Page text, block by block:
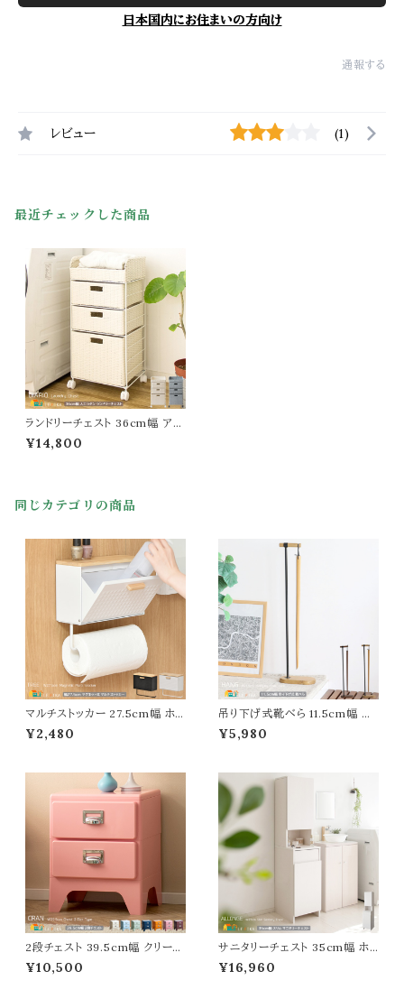
日本国内にお住まいの方向け
通報する
レビュー (1)
最近チェックした商品
ランドリーチェスト 36cm幅 アイ
ボリー ブルー 人工ラタン キャス
ター付き サニタリーチェスト スリ
cm 奥行29cm 高さ79cm おす
¥14,800
同じカテゴリの商品
マルチストッカー 27.5cm幅 ホワ
イト ブラック 白 黒 キッチン収納
サニタリー収納 洗濯機横収納
おすすめ おしゃれ シンプル スタ
イリッシュ キッチンペーパーホル
ダー キッチン用品収納 玄関収納
¥2,480
吊り下げ式靴べら 11.5cm幅 ブ
ラウン ナチュラル 玄関収納 靴べ
ら シューホーン 吊り下げ式収納
ハンギングシューホーン スリム
コンパクト 省スペース 軽量設計
幅11.5cm 奥行21cm 高さ79.5c
m 木製靴ベラ
¥5,980
2段チェスト 39.5cm幅 クリーム
ライトブルー ライトグリーン ネイ
ビー オレンジ ピンク ワイン ABS
¥10,500
サニタリーチェスト 35cm幅 ホ
ワイト 木目柄 サニタリー収納ラ
ック 洗濯物収納 ランドリー収納
¥16,960